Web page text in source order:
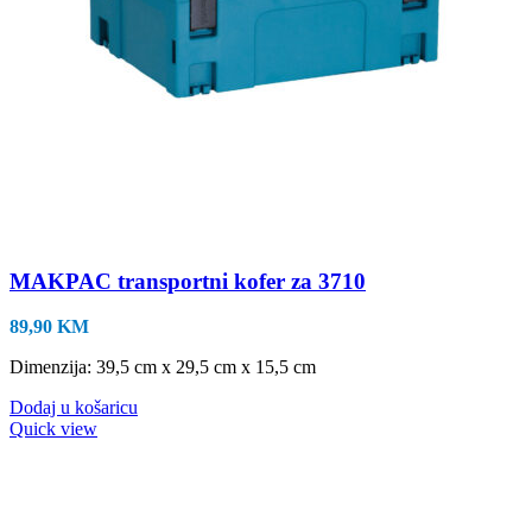
MAKPAC transportni kofer za 3710
89,90 KM
Dimenzija: 39,5 cm x 29,5 cm x 15,5 cm
Dodaj u košaricu
Quick view